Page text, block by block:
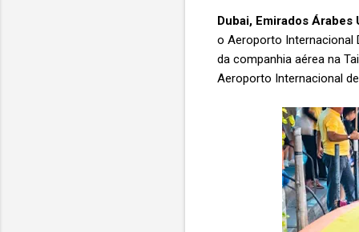
Dubai, Emirados Árabes
o Aeroporto Internacional
da companhia aérea na
Aeroporto Internacional